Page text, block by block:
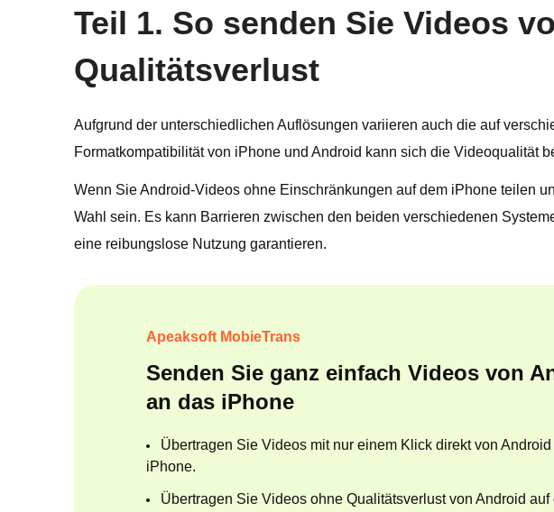
Teil 1. So senden Sie Videos
Qualitätsverlust
Aufgrund der unterschiedlichen Auflösungen variieren auch die auf
Formatkompatibilität von iPhone und Android kann sich die Videoqualität
Wenn Sie Android-Videos ohne Einschränkungen auf dem iPhone teilen
Wahl sein. Es kann Barrieren zwischen den beiden verschiedenen
eine reibungslose Nutzung garantieren.
Apeaksoft MobieTrans
Senden Sie ganz einfach Videos von
an das iPhone
Übertragen Sie Videos mit nur einem Klick direkt von
iPhone.
Übertragen Sie Videos ohne Qualitätsverlust von Android auf